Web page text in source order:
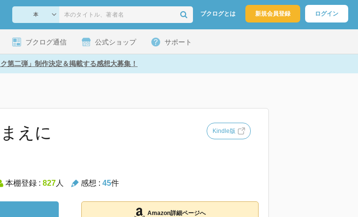
ブクログとは 新規会員登録 ログイン
ブクログ通信 公式ショップ サポート
ク第二弾」制作決定＆掲載する感想大募集！
えに Kindle版
本棚登録 : 827人 感想 : 45件
Amazon詳細ページへ